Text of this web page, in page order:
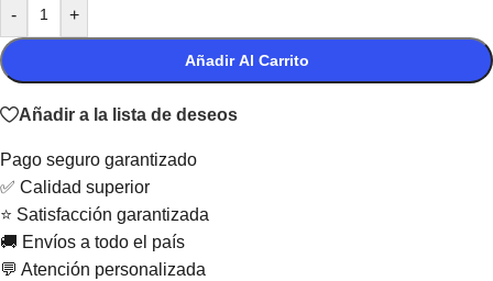
- +
Añadir Al Carrito
Añadir a la lista de deseos
Pago seguro garantizado
✅ Calidad superior
⭐ Satisfacción garantizada
🚚 Envíos a todo el país
💬 Atención personalizada